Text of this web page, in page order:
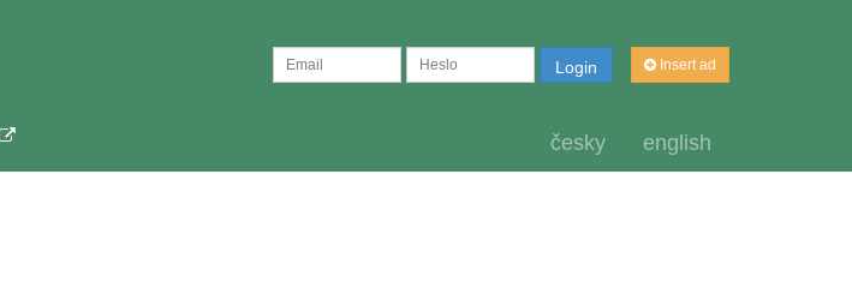
Insert ad
Login
česky english